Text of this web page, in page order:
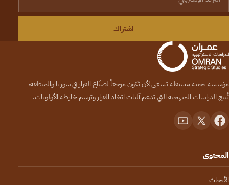
اشتراك
مؤسسة بحثية مستقلة تسعى لأن تكون مرجعاً لصنّاع القرار في سوريا والمنطقة،
تُنتج الدراسات المنهجية التي تدعم آليات اتخاذ القرار وترسم خارطة الأولويات.
المحتوى
الأبحاث